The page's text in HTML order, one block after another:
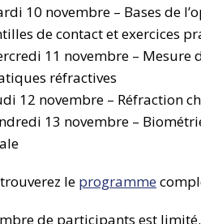
10 novembre – Bases de
de contact et exercices
11 novembre – Mesure
réfractives
12 novembre – Réfraction
13 novembre –
le programme
de participants est